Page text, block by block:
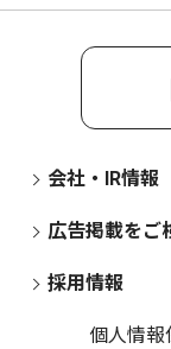
会社・IR情報
広告掲載をご
採用情報
個人情報